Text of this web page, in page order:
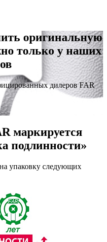
оригинальную
только у наших
дилеров FAR
маркируется
подлинности»
упаковку следующих